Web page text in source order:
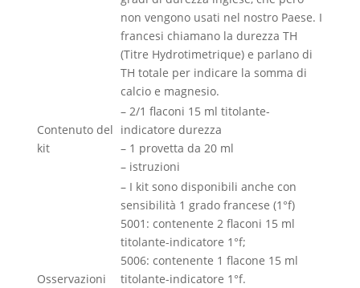
non vengono usati nel nostro Paese. I
francesi chiamano la durezza TH
(Titre Hydrotimetrique) e parlano di
TH totale per indicare la somma di
calcio e magnesio.
Contenuto del
kit
– 2/1 flaconi 15 ml titolante-
indicatore durezza
– 1 provetta da 20 ml
– istruzioni
Osservazioni
– I kit sono disponibili anche con
sensibilità 1 grado francese (1°f)
5001: contenente 2 flaconi 15 ml
titolante-indicatore 1°f;
5006: contenente 1 flacone 15 ml
titolante-indicatore 1°f.